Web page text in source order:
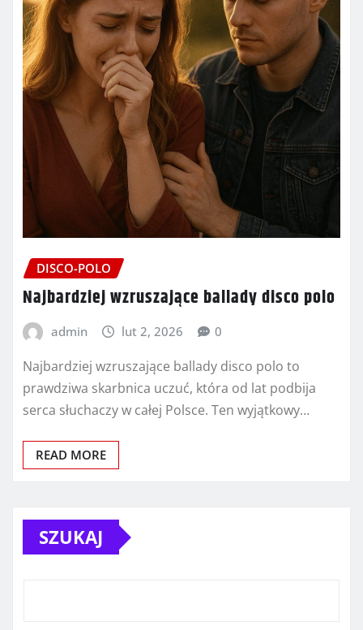
DISCO-POLO
Najbardziej wzruszające ballady disco polo
admin lut 2, 2026 0
Najbardziej wzruszające ballady disco polo to
prawdziwa skarbnica uczuć, która od lat podbija
serca słuchaczy w całej Polsce. Ten wyjątkowy…
READ MORE
SZUKAJ